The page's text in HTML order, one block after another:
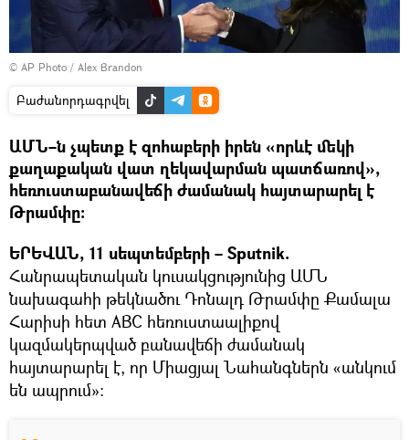
© AP Photo / Alex Brandon
Բաժանորդագրվել
ԱՄՆ–ն չպետք է զոհաբերի իրեն «որևէ մեկի
քաղաքական վատ ղեկավարման պատճառով»,
հեռուստաբանավեճի ժամանակ հայտարարել է
Թրամփը։
ԵՐԵՎԱՆ, 11 սեպտեմբերի – Sputnik.
Հանրապետական կուսակցությունից ԱՄՆ
նախագահի թեկնածու Դոնալդ Թրամփը Քամալա
Հարիսի հետ ABC հեռուստաալիքով
կազմակերպված բանավեճի ժամանակ
հայտարարել է, որ Միացյալ Նահանգներն «անկում
են ապրում»։